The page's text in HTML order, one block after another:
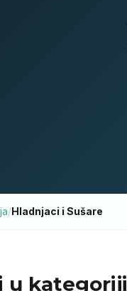
/Hladnjaci i Sušare
u kategoriji